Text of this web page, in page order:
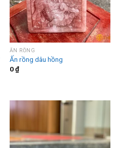
ẤN RỒNG
Ấn rồng dâu hồng
0₫